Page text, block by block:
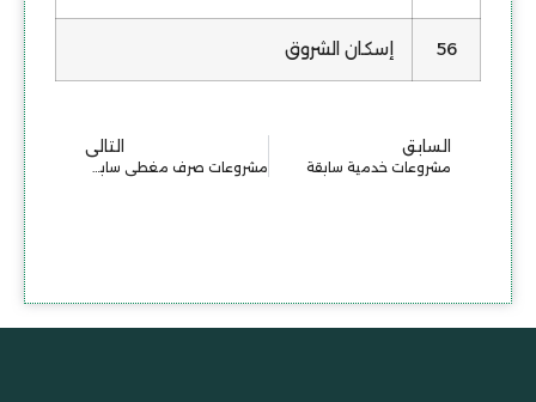
56 إسكان الشروق
السابق
مشروعات خدمية سابقة
التالي
مشروعات صرف مغطى سابقة